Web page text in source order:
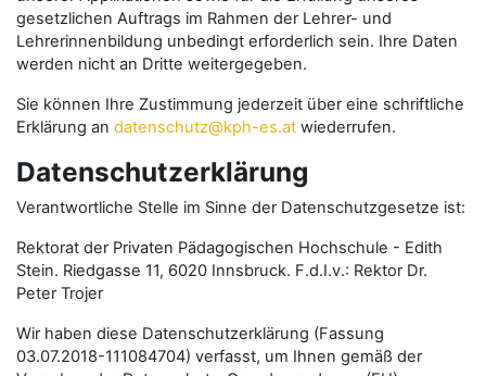
gesetzlichen Auftrags im Rahmen der Lehrer- und
Lehrerinnenbildung unbedingt erforderlich sein. Ihre Daten
werden nicht an Dritte weitergegeben.
Sie können Ihre Zustimmung jederzeit über eine schriftliche
Erklärung an datenschutz@kph-es.at wiederrufen.
Datenschutzerklärung
Verantwortliche Stelle im Sinne der Datenschutzgesetze ist:
Rektorat der Privaten Pädagogischen Hochschule - Edith
Stein. Riedgasse 11, 6020 Innsbruck. F.d.I.v.: Rektor Dr.
Peter Trojer
Wir haben diese Datenschutzerklärung (Fassung
03.07.2018-111084704) verfasst, um Ihnen gemäß der